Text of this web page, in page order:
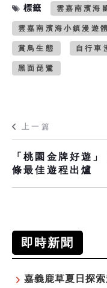
標籤 雲嘉南濱海
雲嘉南濱海小鎮漫遊
賞鳥生態 自行車
黑面琵鷺
上一篇
「桃園金牌好遊」
條最佳遊程出爐
即時新聞